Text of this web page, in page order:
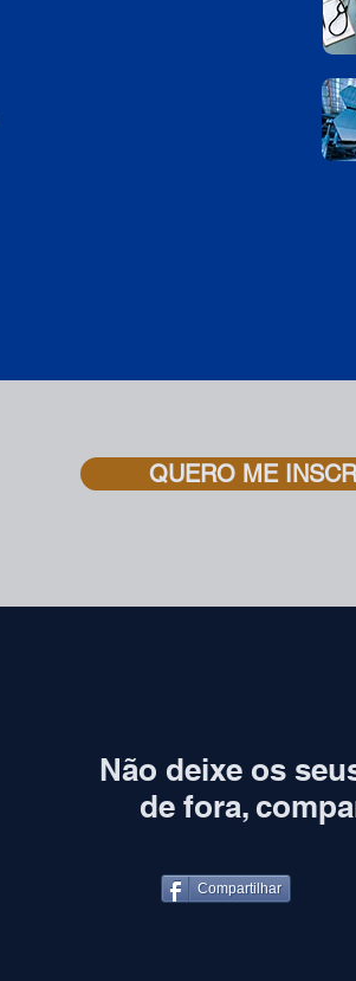
QUERO ME
Não deixe os
de fora,
Compartilhar